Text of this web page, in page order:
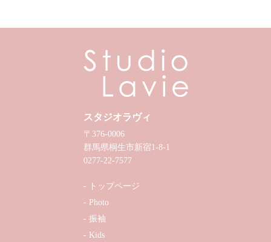
スタジオラヴィ
〒376-0006
群馬県桐生市新宿1-8-1
0277-22-7577
トップページ
Photo
振袖
Kids